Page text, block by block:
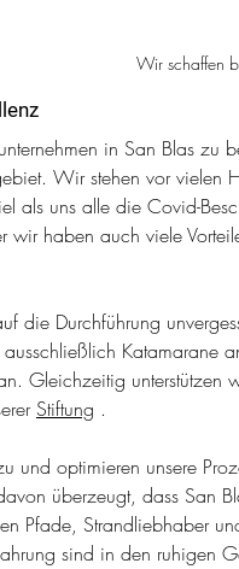
Wir schaffen
in San Blas
Wir stehen vor vielen
als uns alle die Covid-
wir haben auch viele
die Durchführung
Katamarane
Gleichzeitig unterstützen
Stiftung .
und optimieren unsere
überzeugt, dass San
Pfade, Strandliebhaber
sind in den ruhigen